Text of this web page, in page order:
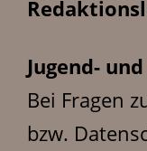
Jugend-
Bei Fragen
bzw.